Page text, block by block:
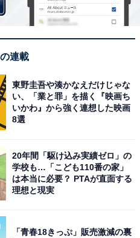
でのランキング結果を見る
連載
東野圭吾や湊かなえだけじゃな
い、「業と罪」を描く『映画ち
いかわ』から強く連想した映画
8選
20年間「駆け込み実績ゼロ」の
学校も…「こども110番の家」
は本当に必要？ PTAが直面する
理想と現実
「青春18きっぷ」販売激減の裏